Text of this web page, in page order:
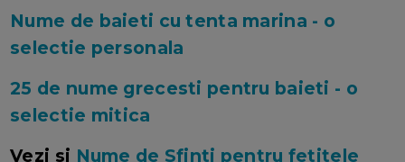
Nume de baieti cu tenta marina - o
selectie personala
25 de nume grecesti pentru baieti - o
selectie mitica
Vezi si Nume de Sfinti pentru fetitele